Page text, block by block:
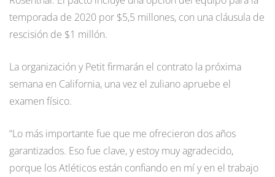
temporada de 2020 por $5,5 millones, con una cláusula de
rescisión de $1 millón.
La organización y Petit firmarán el contrato la próxima
semana en California, una vez el zuliano apruebe el
examen físico.
“Lo más importante fue que me ofrecieron dos años
garantizados. Eso fue clave, y estoy muy agradecido,
porque los Atléticos están confiando en mí y en el trabajo